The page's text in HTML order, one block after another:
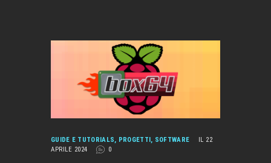
GUIDE E TUTORIALS, PROGETTI, SOFTWARE
IL 22
APRILE 2024
0